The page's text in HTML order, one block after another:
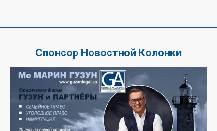
Спонсор Новостной Колонки